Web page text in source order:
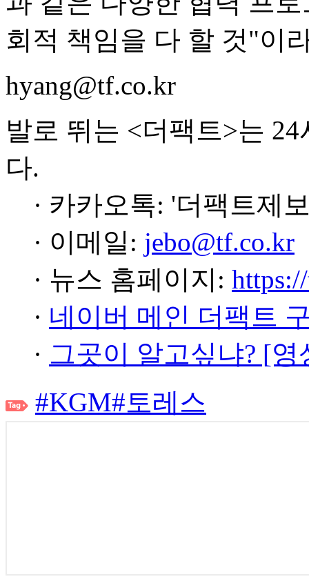
회적 책임을 다 할 것"이
hyang@tf.co.kr
발로 뛰는 <더팩트>는
다.
· 카카오톡: '더팩트제
· 이메일: jebo@tf.co.kr
· 뉴스 홈페이지:
· 네이버 메인 더팩트
· 그곳이 알고싶냐? [
#KGM#토레스